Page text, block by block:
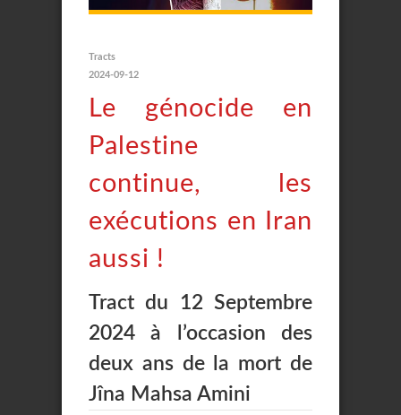
Tracts
2024-09-12
Le génocide en
Palestine
continue, les
exécutions en Iran
aussi !
Tract du 12 Septembre
2024 à l’occasion des
deux ans de la mort de
Jîna Mahsa Amini